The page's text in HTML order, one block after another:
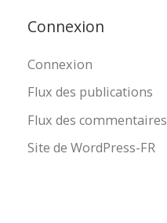
Connexion
Connexion
Flux des publications
Flux des commentaires
Site de WordPress-FR